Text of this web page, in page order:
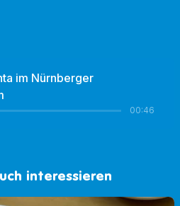
im Nürnberger
00:46
interessieren